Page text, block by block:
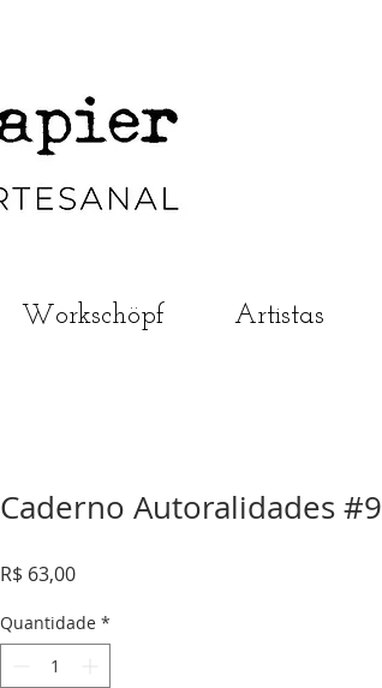
Caderno Autoralidades #9
R$ 63,00Preço
Quantidade *
Workschöpf Artistas